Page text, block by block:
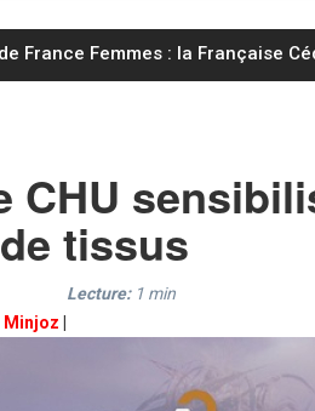
France Femmes : la Française
CHU
tissus
Minjoz
Lecture: 1 min